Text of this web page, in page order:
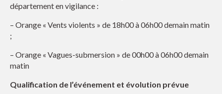
département en vigilance :
– Orange « Vents violents » de 18h00 à 06h00 demain matin
;
– Orange « Vagues-submersion » de 00h00 à 06h00 demain
matin
Qualification de l’événement et évolution prévue